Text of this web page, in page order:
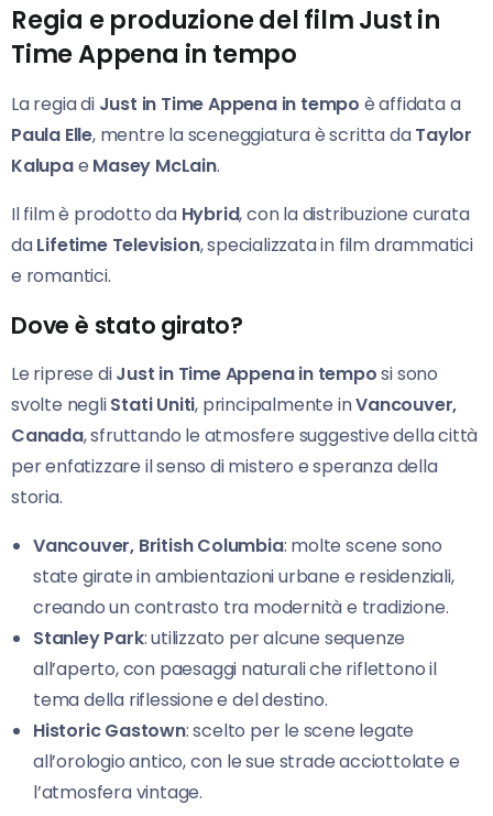
Regia e produzione del film Just in
Time Appena in tempo
La regia di Just in Time Appena in tempo è affidata a
Paula Elle, mentre la sceneggiatura è scritta daTaylor
Kalupae Masey McLain.
Il film è prodotto da Hybrid, con la distribuzione curata
daLifetime Television, specializzata in film drammatici
e romantici.
Dove è stato girato?
Le riprese diJust in Time Appena in temposi sono
svolte negliStati Uniti, principalmente inVancouver,
Canada, sfruttando le atmosfere suggestive della città
per enfatizzare il senso di mistero e speranza della
storia.
Vancouver, British Columbia: molte scene sono
state girate in ambientazioni urbane e residenziali,
creando un contrasto tra modernità e tradizione.
Stanley Park: utilizzato per alcune sequenze
all’aperto, con paesaggi naturali che riflettono il
tema della riflessione e del destino.
Historic Gastown: scelto per le scene legate
all’orologio antico, con le sue strade acciottolate e
l’atmosfera vintage.